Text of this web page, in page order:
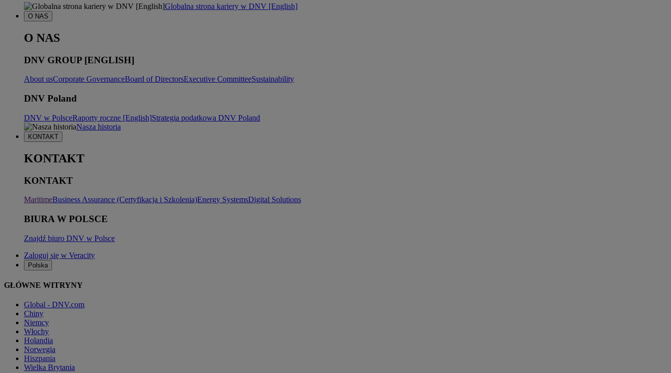
Globalna strona kariery w DNV [English]
O NAS
O NAS
DNV GROUP [ENGLISH]
About usCorporate GovernanceBoard of DirectorsExecutive CommitteeSustainability
DNV Poland
DNV w PolsceRaporty roczne [English]Strategia podatkowa DNV Poland
Nasza historia
KONTAKT
KONTAKT
KONTAKT
MaritimeBusiness Assurance (Certyfikacja i Szkolenia)Energy SystemsDigital Solutions
BIURA W POLSCE
Znajdź biuro DNV w Polsce
Zaloguj się w Veracity
Polska
GŁÓWNE WITRYNY
Global - DNV.com
Chiny
Niemcy
Włochy
Holandia
Norwegia
Hiszpania
Wielka Brytania